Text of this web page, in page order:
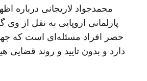
محمدجواد لاریجانی درباره
پارلمانی اروپایی به نقل از
حصر افراد مسئله‌ای است که
دارد و بدون تایید و روند